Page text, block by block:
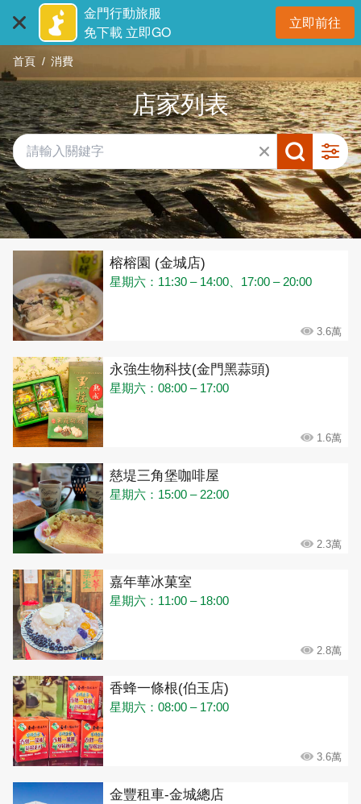
主
要
內
容
區
塊
金門行動旅服
免下載 立即GO
立即前往開
首頁 消費
店家列表
共有 432 間店家
榕榕園 (金城店)
星期六：11:30 – 14:00、17:00 – 20:00
3.6萬
永強生物科技(金門黑蒜頭)
星期六：08:00 – 17:00
1.6萬
慈堤三角堡咖啡屋
星期六：15:00 – 22:00
2.3萬
嘉年華冰菓室
星期六：11:00 – 18:00
2.8萬
香蜂一條根(伯玉店)
星期六：08:00 – 17:00
3.6萬
金豐租車-金城總店